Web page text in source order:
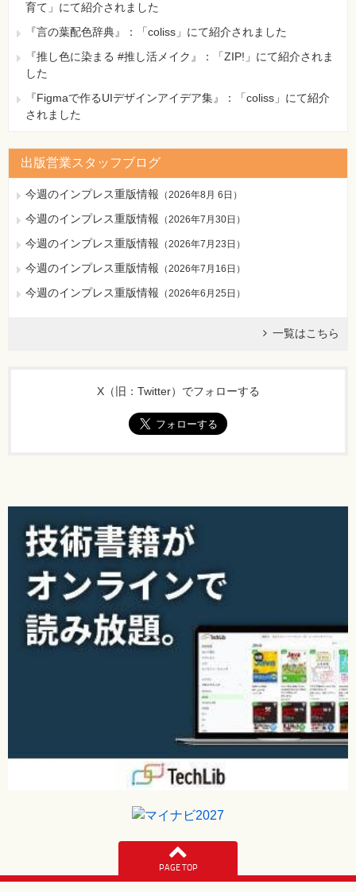
育て」にて紹介されました
『言の葉配色辞典』：「coliss」にて紹介されました
『推し色に染まる #推し活メイク』：「ZIP!」にて紹介されま
した
『Figmaで作るUIデザインアイデア集』：「coliss」にて紹介
されました
出版営業スタッフブログ
今週のインプレス重版情報 （2026年8月 6日 ）
今週のインプレス重版情報 （2026年7月30日 ）
今週のインプレス重版情報 （2026年7月23日 ）
今週のインプレス重版情報 （2026年7月16日 ）
今週のインプレス重版情報 （2026年6月25日 ）
一覧はこちら
X（旧：Twitter）でフォローする
PAGE TOP